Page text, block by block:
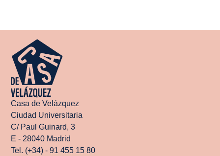
Casa de Velázquez
Ciudad Universitaria
C/ Paul Guinard, 3
E - 28040 Madrid
Tel. (+34) - 91 455 15 80